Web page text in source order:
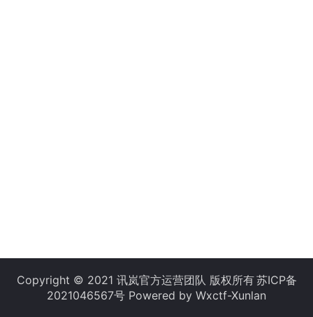
Copyright © 2021 讯岚官方运营团队 版权所有苏ICP备
2021046567号 Powered by Wxctf-Xunlan